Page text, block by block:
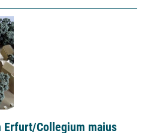
Erfurt/Collegium maius